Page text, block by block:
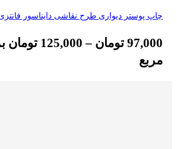
چاپ پوستر دیواری طرح نقاشی دایناسور فانتزی کد
97,000 تومان –
125,000 تومان
مربع